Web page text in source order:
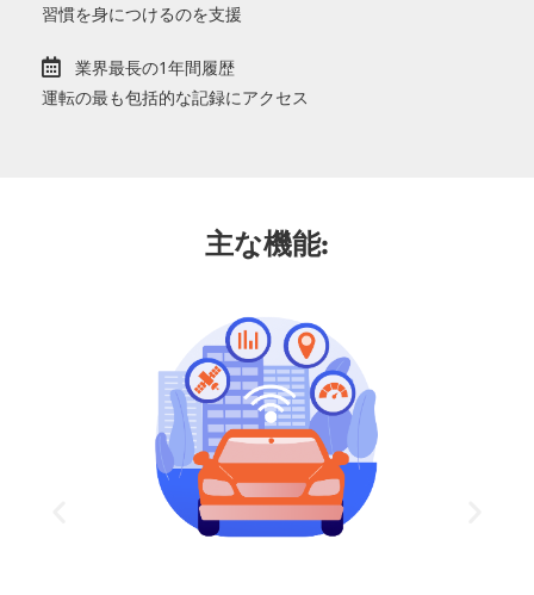
習慣を身につけるのを支援
業界最長の1年間履歴
運転の最も包括的な記録にアクセス
主な機能: